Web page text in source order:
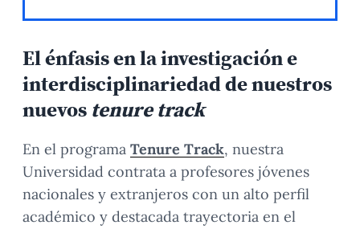
El énfasis en la investigación e
interdisciplinariedad de nuestros
nuevos tenure track
En el programa Tenure Track, nuestra
Universidad contrata a profesores jóvenes
nacionales y extranjeros con un alto perfil
académico y destacada trayectoria en el